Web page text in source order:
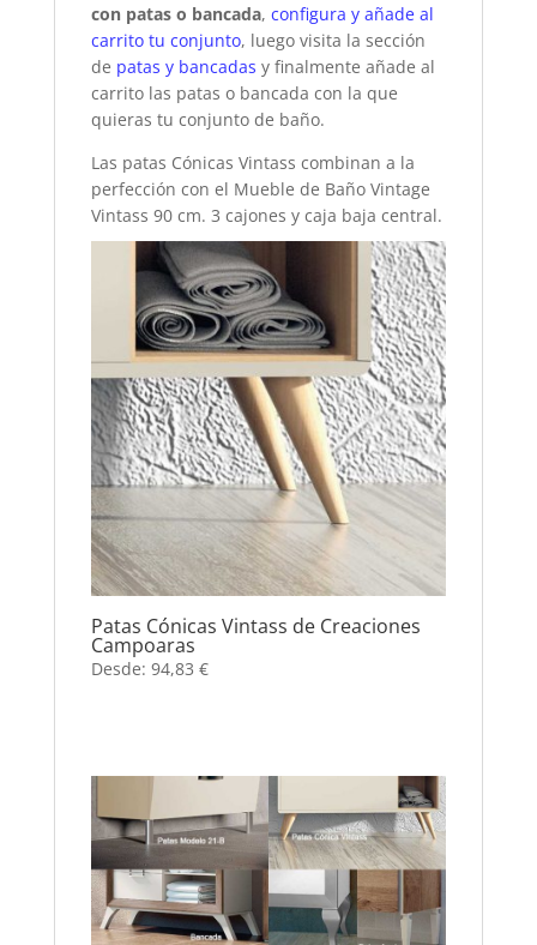
con patas o bancada, configura y añade al
carrito tu conjunto, luego visita la sección
de patas y bancadas y finalmente añade al
carrito las patas o bancada con la que
quieras tu conjunto de baño.
Las patas Cónicas Vintass combinan a la
perfección con el Mueble de Baño Vintage
Vintass 90 cm. 3 cajones y caja baja central.
Patas Cónicas Vintass de Creaciones
Campoaras
Desde: 94,83 €